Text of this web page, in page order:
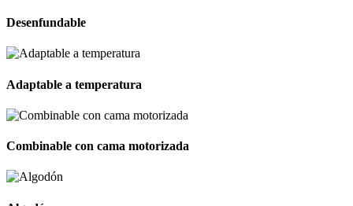
Desenfundable
Adaptable a temperatura
Combinable con cama motorizada